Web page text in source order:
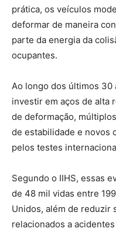
prática, os veículos
deformar de maneira
parte da energia da
ocupantes.
Ao longo dos últimos 30
investir em aços de alta
de deformação,
de estabilidade e novos
pelos testes
Segundo o IIHS, essas
de 48 mil vidas entre
Unidos, além de reduzir
relacionados a